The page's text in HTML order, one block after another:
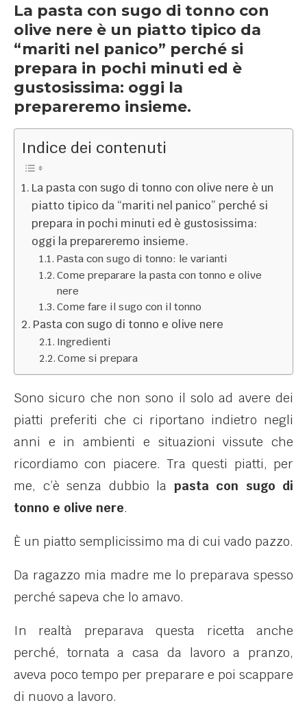
La pasta con sugo di tonno con
olive nere è un piatto tipico da
“mariti nel panico” perché si
prepara in pochi minuti ed è
gustosissima: oggi la
prepareremo insieme.
Indice dei contenuti
La pasta con sugo di tonno con olive nere è un
piatto tipico da “mariti nel panico” perché si
prepara in pochi minuti ed è gustosissima:
oggi la prepareremo insieme.
Pasta con sugo di tonno: le varianti
Come preparare la pasta con tonno e olive
nere
Come fare il sugo con il tonno
Pasta con sugo di tonno e olive nere
Ingredienti
Come si prepara
Sono sicuro che non sono il solo ad avere dei
piatti preferiti che ci riportano indietro negli
anni e in ambienti e situazioni vissute che
ricordiamo con piacere. Tra questi piatti, per
me, c’è senza dubbio la pasta con sugo di
tonno e olive nere.
È un piatto semplicissimo ma di cui vado pazzo.
Da ragazzo mia madre me lo preparava spesso
perché sapeva che lo amavo.
In realtà preparava questa ricetta anche
perché, tornata a casa da lavoro a pranzo,
aveva poco tempo per preparare e poi scappare
di nuovo a lavoro.